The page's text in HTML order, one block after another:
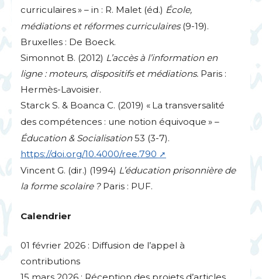
curriculaires» – in : R. Malet (éd.) École,
médiations et réformes curriculaires(9-19).
Bruxelles : De Boeck.
Simonnot B. (2012) L’accès à l’information en
ligne : moteurs, dispositifs et médiations. Paris :
Hermès-Lavoisier.
Starck S. & Boanca C. (2019) « La transversalité
des compétences : une notion équivoque » –
Éducation & Socialisation53 (3-7).
https://doi.org/10.4000/ree.790
Vincent G. (dir.) (1994) L’éducation prisonnière de
la forme scolaire ?Paris : PUF.
Calendrier
01 février 2026 : Diffusion de l’appel à
contributions